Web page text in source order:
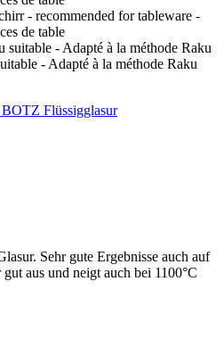
- recommended for tableware -
de table
- Adapté à la méthode Raku
Sehr gute Ergebnisse auch auf
aus und neigt auch bei 1100°C